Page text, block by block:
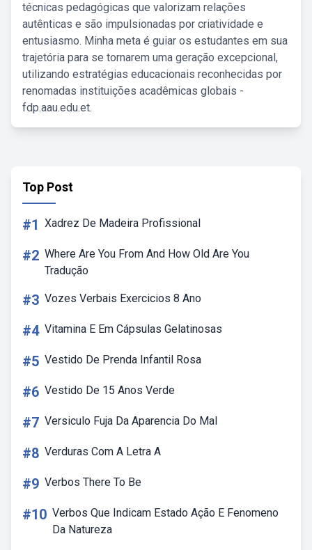
técnicas pedagógicas que valorizam relações
autênticas e são impulsionadas por criatividade e
entusiasmo. Minha meta é guiar os estudantes em sua
trajetória para se tornarem uma geração excepcional,
utilizando estratégias educacionais reconhecidas por
renomadas instituições acadêmicas globais -
fdp.aau.edu.et.
Top Post
#1 Xadrez De Madeira Profissional
#2 Where Are You From And How Old Are You
Tradução
#3 Vozes Verbais Exercicios 8 Ano
#4 Vitamina E Em Cápsulas Gelatinosas
#5 Vestido De Prenda Infantil Rosa
#6 Vestido De 15 Anos Verde
#7 Versiculo Fuja Da Aparencia Do Mal
#8 Verduras Com A Letra A
#9 Verbos There To Be
#10 Verbos Que Indicam Estado Ação E Fenomeno
Da Natureza